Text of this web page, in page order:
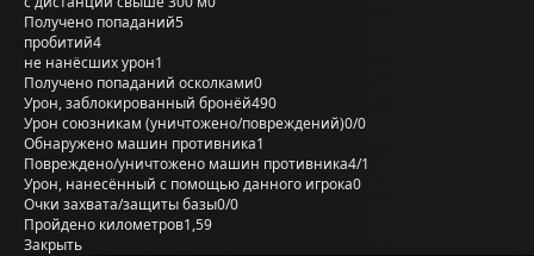
Получено попаданий5
пробитий4
не нанёсших урон1
Получено попаданий осколками0
Урон, заблокированный бронёй490
Урон союзникам (уничтожено/повреждений)0/0
Обнаружено машин противника1
Повреждено/уничтожено машин противника4/1
Урон, нанесённый с помощью данного игрока0
Очки захвата/защиты базы0/0
Пройдено километров1,59
Закрыть